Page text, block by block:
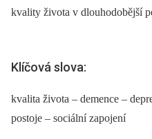
kvality života v dlouhodobější
Klíčová slova:
kvalita života – demence –
postoje – sociální zapojení